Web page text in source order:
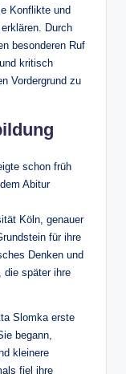
Konflikte und
Durch
besonderen Ruf
kritisch
Vordergrund zu
schon früh
Abitur
Köln, genauer
für ihre
Denken und
die später ihre
Slomka erste
begann,
kleinere
fiel ihre